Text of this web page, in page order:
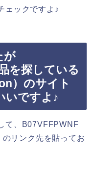
ェックですよ♪
が
を探している
）のサイト
いですよ♪
て、B07VFFPWNF
リンク先を貼ってお